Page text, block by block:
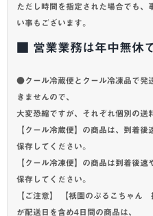
ただし時間を指定された場合でも、
い事もございます。
■ 営業業務は年中無休
●クール冷蔵便とクール冷凍品で発
きませんので、
大変恐縮ですが、それぞれ個別の送
【クール冷蔵便】の商品は、到着
保存してください。
【クール冷凍便】の商品は到着後
保存してください。
【ご注意】 【祇園のぷるこちゃん
が配送日を含め4日間の商品は、